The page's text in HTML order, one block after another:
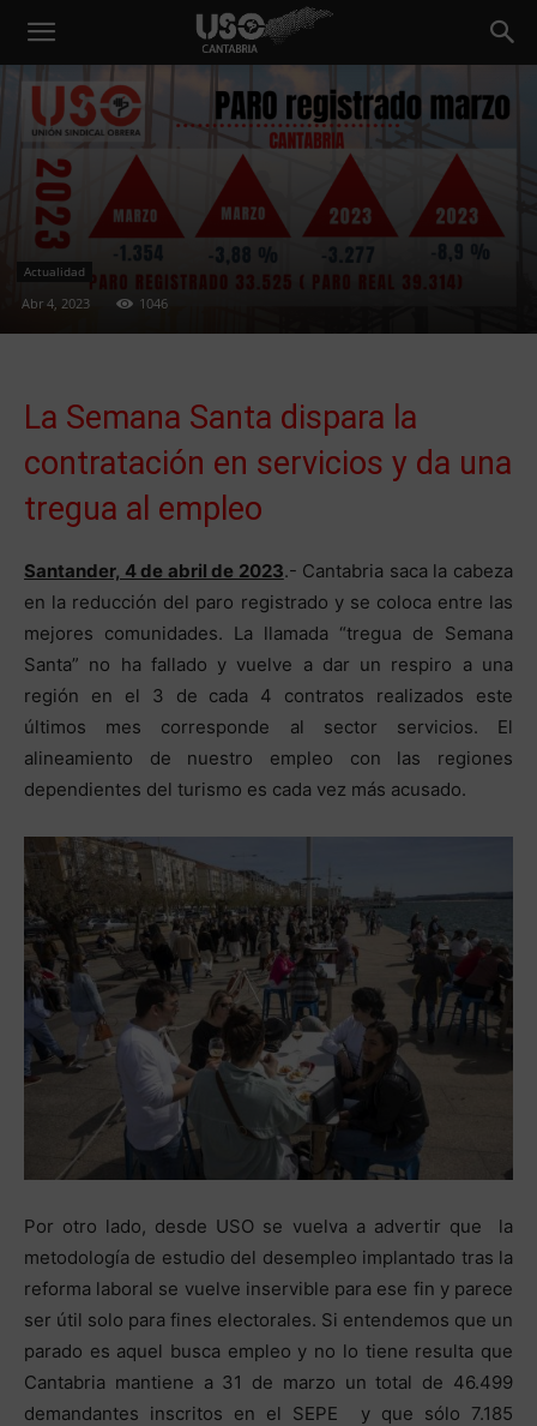
Actualidad
Abr 4, 2023 1046
La Semana Santa dispara la
contratación en servicios y da una
tregua al empleo
Santander, 4 de abril de 2023.- Cantabria saca la cabeza
en la reducción del paro registrado y se coloca entre las
mejores comunidades. La llamada “tregua de Semana
Santa” no ha fallado y vuelve a dar un respiro a una
región en el 3 de cada 4 contratos realizados este
últimos mes corresponde al sector servicios. El
alineamiento de nuestro empleo con las regiones
dependientes del turismo es cada vez más acusado.
Por otro lado, desde USO se vuelva a advertir que la
metodología de estudio del desempleo implantado tras la
reforma laboral se vuelve inservible para ese fin y parece
ser útil solo para fines electorales. Si entendemos que un
parado es aquel busca empleo y no lo tiene resulta que
Cantabria mantiene a 31 de marzo un total de 46.499
demandantes inscritos en el SEPE y que sólo 7.185